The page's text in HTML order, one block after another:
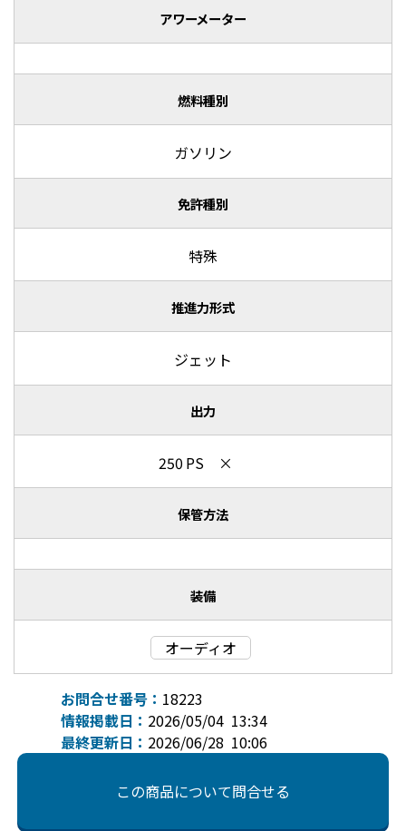
アワーメーター
燃料種別
ガソリン
免許種別
特殊
推進力形式
ジェット
出力
250 PS ×
保管方法
装備
オーディオ
お問合せ番号： 18223
情報掲載日： 2026/05/04 13:34
最終更新日： 2026/06/28 10:06
この商品について問合せる